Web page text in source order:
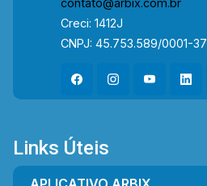
contato@arbix.com.br
Creci: 1412J
CNPJ: 45.753.589/0001-37
Links Úteis